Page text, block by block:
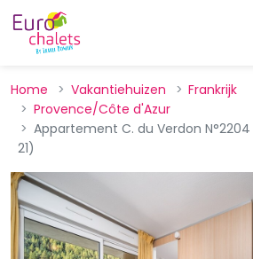
Home Vakantiehuizen
Frankrijk
Provence/Côte d'Azur
Appartement C. du Verdon
21)